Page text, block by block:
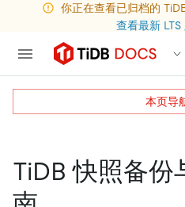
你正在查看已归档的
查看最新 LTS
TiDB 快照备份
本页导